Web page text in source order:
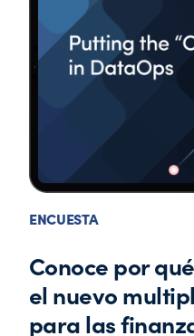
ENCUESTA
Conoce por
el nuevo
para las